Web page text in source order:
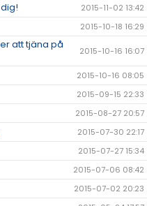
2015-11-02 13:42
2015-10-18 16:29
att tjäna på
2015-10-16 16:07
2015-10-16 08:05
2015-09-15 22:33
2015-08-27 20:57
2015-07-30 22:17
2015-07-27 15:34
2015-07-06 08:42
2015-07-02 20:23